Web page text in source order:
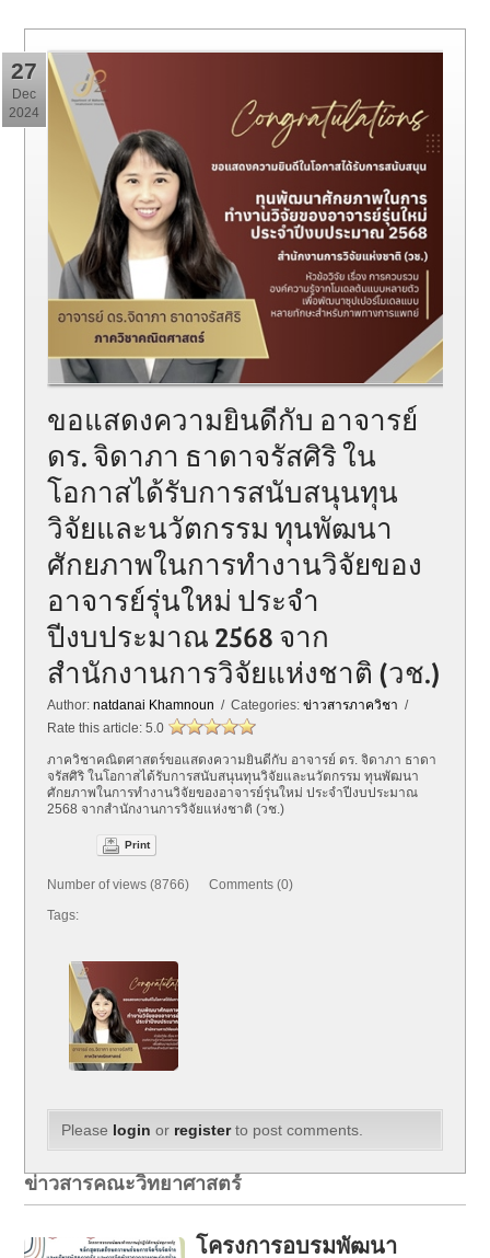
27
Dec
2024
ขอแสดงความยินดีกับ อาจารย์
ดร. จิดาภา ธาดาจรัสศิริ ใน
โอกาสได้รับการสนับสนุนทุน
วิจัยและนวัตกรรม ทุนพัฒนา
ศักยภาพในการทำงานวิจัยของ
อาจารย์รุ่นใหม่ ประจำ
ปีงบประมาณ 2568 จาก
สำนักงานการวิจัยแห่งชาติ (วช.)
Author:natdanai Khamnoun / Categories:ข่าวสารภาควิชา /
Rate this article:5.0
ภาควิชาคณิตศาสตร์ขอแสดงความยินดีกับ อาจารย์ ดร. จิดาภา ธาดา
จรัสศิริ ในโอกาสได้รับการสนับสนุนทุนวิจัยและนวัตกรรม ทุนพัฒนา
ศักยภาพในการทำงานวิจัยของอาจารย์รุ่นใหม่ ประจำปีงบประมาณ
2568 จากสำนักงานการวิจัยแห่งชาติ (วช.)
Print
Number of views (8766) Comments (0)
Tags:
Please login or registerto post comments.
ข่าวสารคณะวิทยาศาสตร์
โครงการอบรมพัฒนา